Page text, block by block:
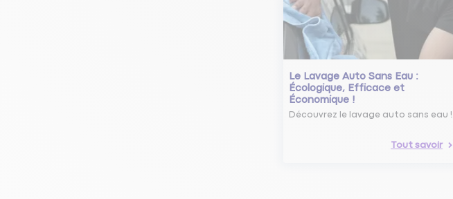
Le Lavage Auto Sans Eau :
Écologique, Efficace et
Économique !
Découvrez le lavage auto sans eau !
Tout savoir